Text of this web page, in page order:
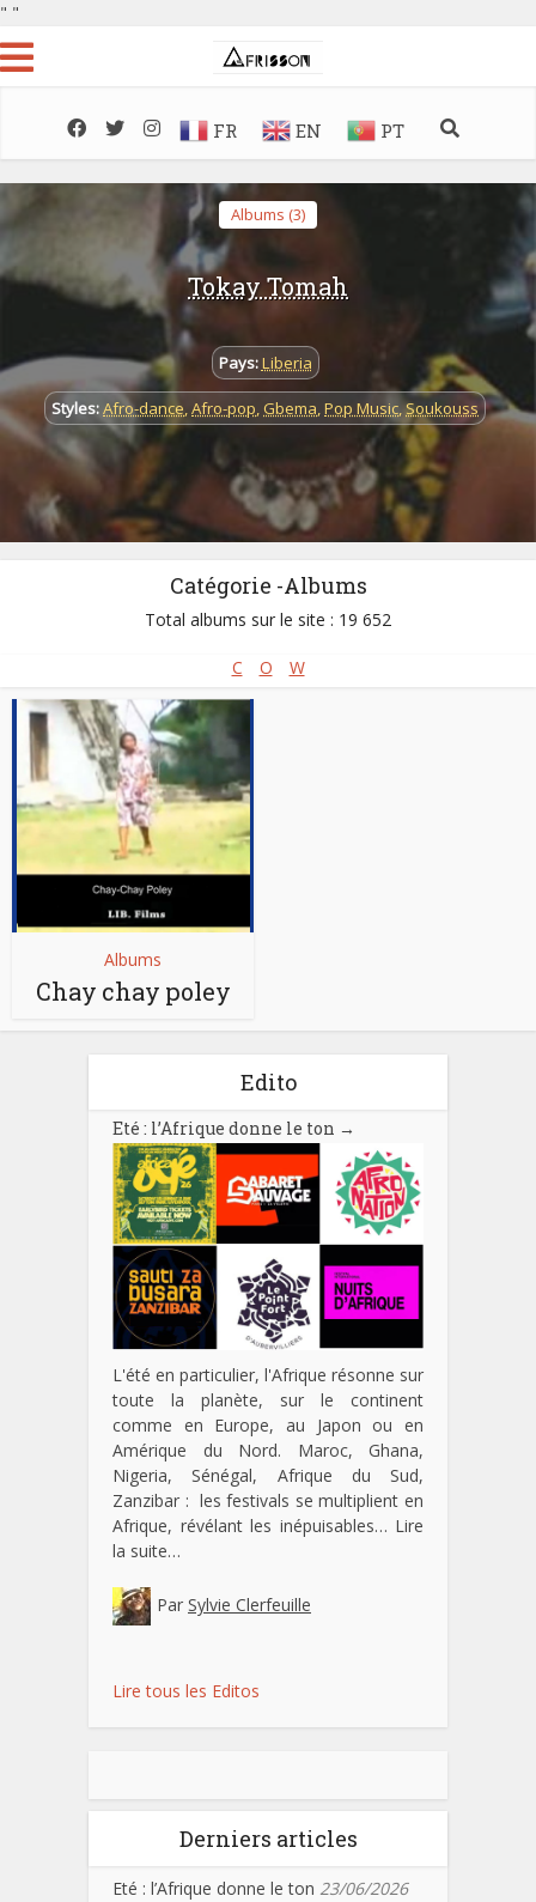
" "
FR EN PT
Albums (3)
Tokay Tomah
Pays:Liberia
Styles:Afro-dance,Afro-pop,Gbema,Pop Music,Soukouss
Catégorie -Albums
Total albums sur le site : 19 652
C O W
Albums
Chay chay poley
Edito
Eté : l’Afrique donne le ton →
L'été en particulier, l'Afrique résonne sur
toute la planète, sur le continent
comme en Europe, au Japon ou en
Amérique du Nord. Maroc, Ghana,
Nigeria, Sénégal, Afrique du Sud,
Zanzibar : les festivals se multiplient en
Afrique, révélant les inépuisables… Lire
la suite…
Par Sylvie Clerfeuille
Lire tous les Editos
Derniers articles
Eté : l’Afrique donne le ton 23/06/2026